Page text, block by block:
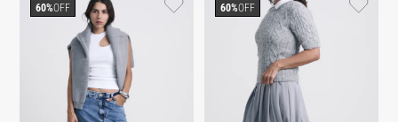
60%OFF 60%OFF